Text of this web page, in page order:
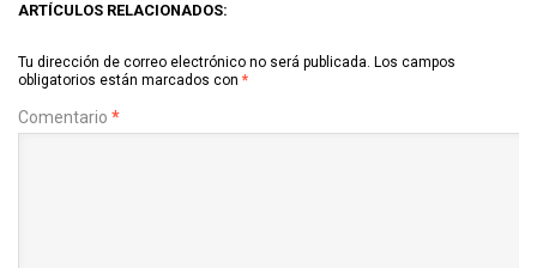
ARTÍCULOS RELACIONADOS:
Tu dirección de correo electrónico no será publicada. Los campos
obligatorios están marcados con *
Comentario *